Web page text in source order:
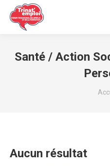
Santé / Action
Aucun résultat